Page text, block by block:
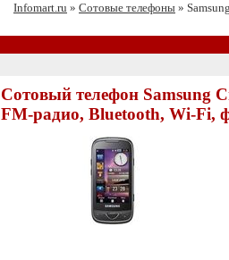
Infomart.ru » Сотовые телефоны »
Сотовый телефон Samsung
FM-радио, Bluetooth, Wi-Fi,